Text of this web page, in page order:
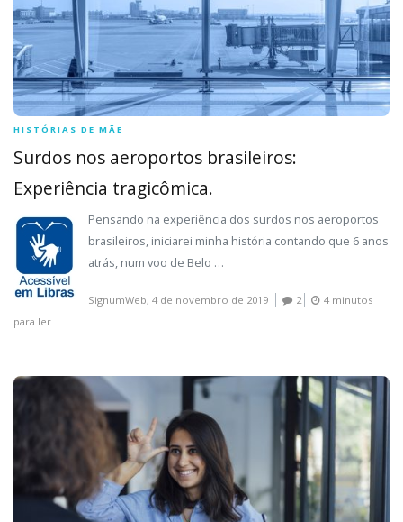
HISTÓRIAS DE MÃE
Surdos nos aeroportos brasileiros:
Experiência tragicômica.
Pensando na experiência dos surdos nos aeroportos
brasileiros, iniciarei minha história contando que 6 anos
atrás, num voo de Belo …
SignumWeb, 4 de novembro de 2019 2
4 minutos
para ler